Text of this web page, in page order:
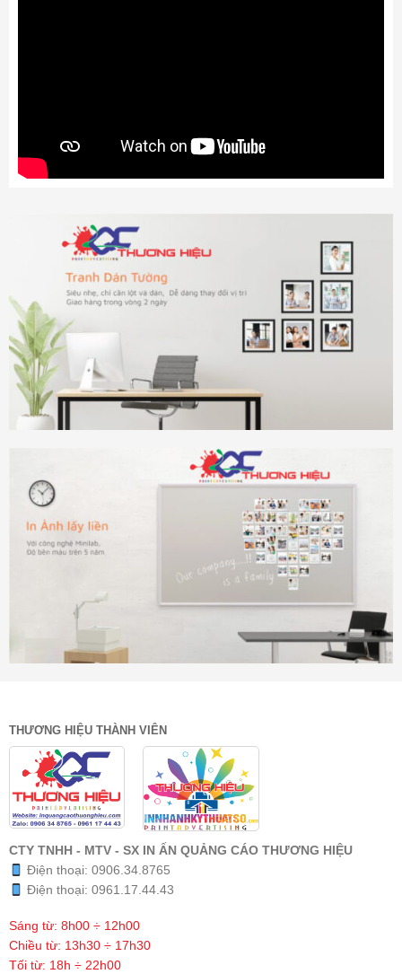
THƯƠNG HIỆU THÀNH VIÊN
CTY TNHH - MTV - SX IN ẤN QUẢNG CÁO THƯƠNG HIỆU
Điện thoại: 0906.34.8765
Điện thoại: 0961.17.44.43
Sáng từ: 8h00 ÷ 12h00
Chiều từ: 13h30 ÷ 17h30
Tối từ: 18h ÷ 22h00